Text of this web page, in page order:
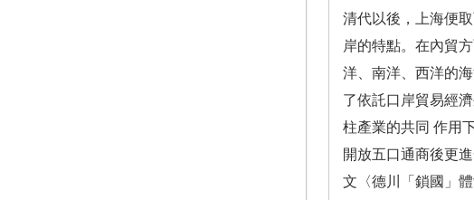
清代以後，上海便
岸的特點。在內貿
洋、南洋、西洋的
了依託口岸貿易經
柱產業的共同 作用
開放五口通商後更
文〈德川「鎖國」